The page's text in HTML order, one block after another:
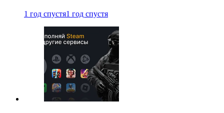
1 год спустя1 год спустя